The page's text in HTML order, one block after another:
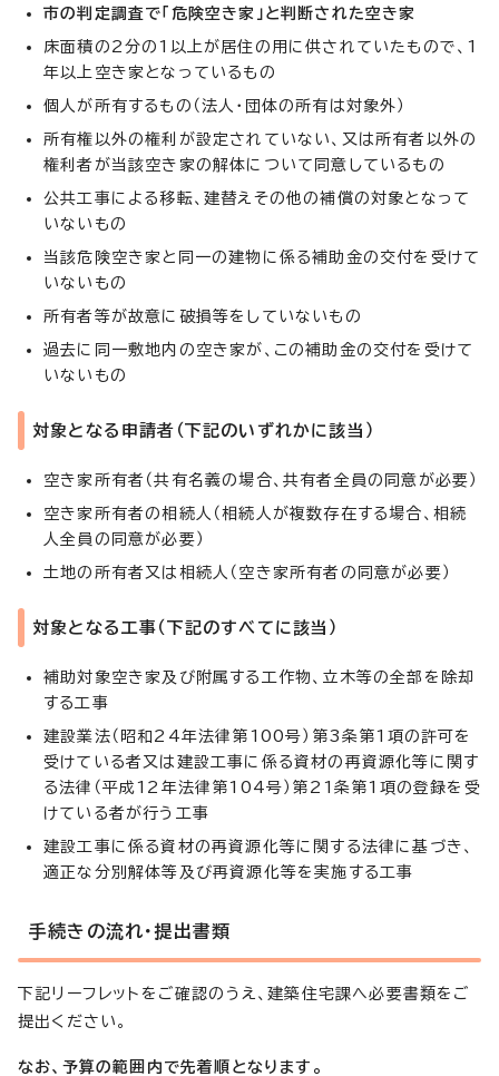
市の判定調査で「危険空き家」と判断された空き家
床面積の2分の1以上が居住の用に供されていたもので、1
年以上空き家となっているもの
個人が所有するもの（法人・団体の所有は対象外）
所有権以外の権利が設定されていない、又は所有者以外の
権利者が当該空き家の解体について同意しているもの
公共工事による移転、建替えその他の補償の対象となって
いないもの
当該危険空き家と同一の建物に係る補助金の交付を受けて
いないもの
所有者等が故意に破損等をしていないもの
過去に同一敷地内の空き家が、この補助金の交付を受けて
いないもの
対象となる申請者（下記のいずれかに該当）
空き家所有者（共有名義の場合、共有者全員の同意が必要）
空き家所有者の相続人（相続人が複数存在する場合、相続
人全員の同意が必要）
土地の所有者又は相続人（空き家所有者の同意が必要）
対象となる工事（下記のすべてに該当）
補助対象空き家及び附属する工作物、立木等の全部を除却
する工事
建設業法（昭和24年法律第100号）第3条第1項の許可を
受けている者又は建設工事に係る資材の再資源化等に関す
る法律（平成12年法律第104号）第21条第1項の登録を受
けている者が行う工事
建設工事に係る資材の再資源化等に関する法律に基づき、
適正な分別解体等及び再資源化等を実施する工事
手続きの流れ・提出書類
下記リーフレットをご確認のうえ、建築住宅課へ必要書類をご
提出ください。
なお、予算の範囲内で先着順となります。